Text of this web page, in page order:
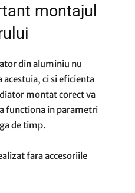
montajul
din aluminiu nu
ci si eficienta
montat corect va
functiona in parametri
de timp.
fara accesoriile